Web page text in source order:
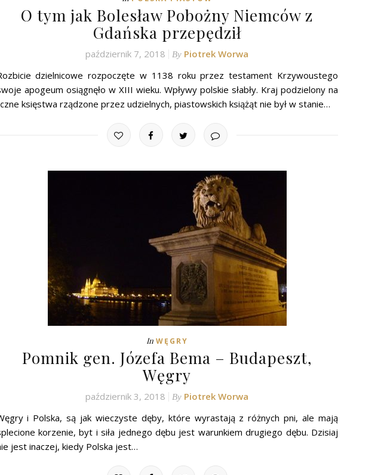
O tym jak Bolesław Pobożny Niemców z
Gdańska przepędził
październik 7, 2018 By Piotrek Worwa
dzielnicowe rozpoczęte w 1138 roku przez testament Krzywoustego
apogeum osiągnęło w XIII wieku. Wpływy polskie słabły. Kraj podzielony na
księstwa rządzone przez udzielnych, piastowskich książąt nie był w stanie…
In WĘGRY
Pomnik gen. Józefa Bema – Budapeszt,
Węgry
październik 3, 2018 By Piotrek Worwa
i Polska, są jak wieczyste dęby, które wyrastają z różnych pni, ale mają
korzenie, byt i siła jednego dębu jest warunkiem drugiego dębu. Dzisiaj
jest inaczej, kiedy Polska jest…